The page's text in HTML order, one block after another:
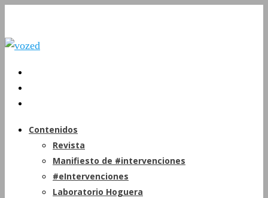
Contenidos
Revista
Manifiesto de #intervenciones
#eIntervenciones
Laboratorio Hoguera